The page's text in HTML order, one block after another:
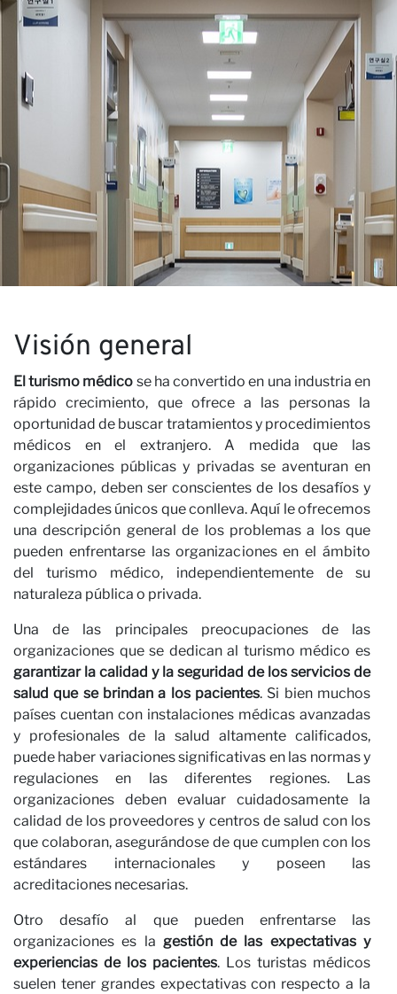
Visión general
El turismo médico se ha convertido en una industria en
rápido crecimiento, que ofrece a las personas la
oportunidad de buscar tratamientos y procedimientos
médicos en el extranjero. A medida que las
organizaciones públicas y privadas se aventuran en
este campo, deben ser conscientes de los desafíos y
complejidades únicos que conlleva. Aquí le ofrecemos
una descripción general de los problemas a los que
pueden enfrentarse las organizaciones en el ámbito
del turismo médico, independientemente de su
naturaleza pública o privada.
Una de las principales preocupaciones de las
organizaciones que se dedican al turismo médico es
garantizar la calidad y la seguridad de los servicios de
salud que se brindan a los pacientes. Si bien muchos
países cuentan con instalaciones médicas avanzadas
y profesionales de la salud altamente calificados,
puede haber variaciones significativas en las normas y
regulaciones en las diferentes regiones. Las
organizaciones deben evaluar cuidadosamente la
calidad de los proveedores y centros de salud con los
que colaboran, asegurándose de que cumplen con los
estándares internacionales y poseen las
acreditaciones necesarias.
Otro desafío al que pueden enfrentarse las
organizaciones es la gestión de las expectativas y
experiencias de los pacientes. Los turistas médicos
suelen tener grandes expectativas con respecto a la
ÚNETE A NUESTRO
BOLETÍN
×
Apellido
Correo electrónico
He leído y acepto la Política de Privacidad*
SUSCRÍBETE